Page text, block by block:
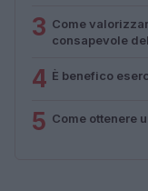
3 Come
consapevole
4 È benefico
5 Come ottenere